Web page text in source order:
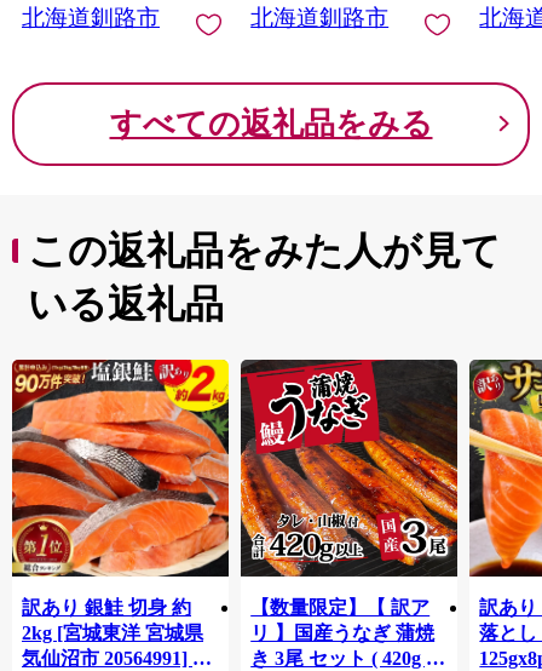
北海道釧路市 北海道釧路市 北海
すべての返礼品をみる
この返礼品をみた人が見て
いる返礼品
訳あり 銀鮭 切身 約
2kg [宮城東洋 宮城県
気仙沼市 20564991] 鮭
【数量限定】【 訳ア
リ 】国産うなぎ 蒲焼
き 3尾 セット ( 420g )
訳あり
落とし